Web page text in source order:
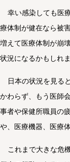
幸い感染しても医
療体制が健在なら被
増えて医療体制が崩
状況になるかもしれま
日本の状況を見る
かわらず、もう医師
事者や保健所職員の
や、医療機器、医療
これまで大きな危